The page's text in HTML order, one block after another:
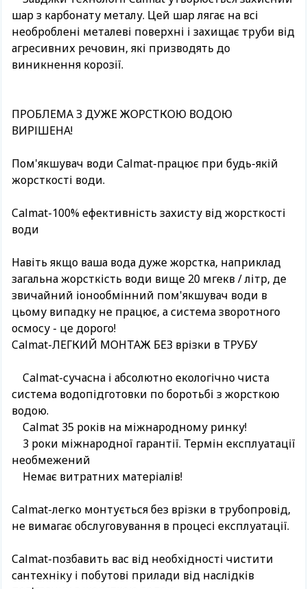
шар з карбонату металу. Цей шар лягає на всі
необроблені металеві поверхні і захищає труби від
агресивних речовин, які призводять до
виникнення корозії.
ПРОБЛЕМА З ДУЖЕ ЖОРСТКОЮ ВОДОЮ
ВИРІШЕНА!
Пом'якшувач води Calmat-працює при будь-якій
жорсткості води.
Calmat-100% ефективність захисту від жорсткості
води
Навіть якщо ваша вода дуже жорстка, наприклад
загальна жорсткість води вище 20 мгекв / літр, де
звичайний іонообмінний пом'якшувач води в
цьому випадку не працює, а система зворотного
осмосу - це дорого!
Calmat-ЛЕГКИЙ МОНТАЖ БЕЗ врізки в ТРУБУ
Calmat-сучасна і абсолютно екологічно чиста
система водопідготовки по боротьбі з жорсткою
водою.
Calmat 35 років на міжнародному ринку!
3 роки міжнародної гарантії. Термін експлуатації
необмежений
Немає витратних матеріалів!
Calmat-легко монтується без врізки в трубопровід,
не вимагає обслуговування в процесі експлуатації.
Calmat-позбавить вас від необхідності чистити
сантехніку і побутові прилади від наслідків